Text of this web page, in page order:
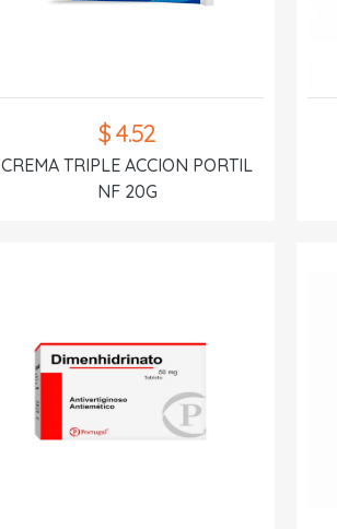
$ 4.52
CREMA TRIPLE ACCION PORTIL
NF 20G